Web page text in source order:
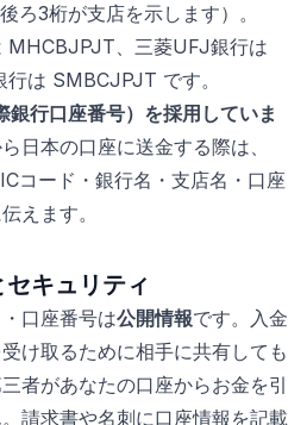
ろ3桁が支店を示します）。
MHCBJPJT、三菱UFJ銀行は
は SMBCJPJT です。
銀行口座番号）を採用していま
日本の口座に送金する際は、
コード・銀行名・支店名・口座
えます。
キュリティ
口座番号は公開情報です。入金
け取るために相手に共有しても
者があなたの口座からお金を引
請求書や名刺に口座情報を記載